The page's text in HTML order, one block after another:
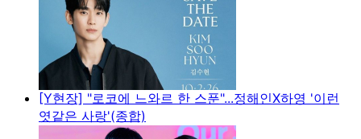
[Y현장] "로코에 느와르 한 스푼"...정해인X하영 '이런
엿같은 사랑'(종합)